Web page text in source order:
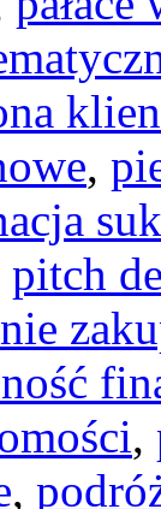
,
pitch
,
,